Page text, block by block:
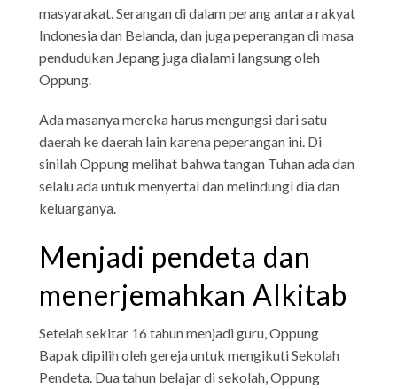
masyarakat. Serangan di dalam perang antara rakyat
Indonesia dan Belanda, dan juga peperangan di masa
pendudukan Jepang juga dialami langsung oleh
Oppung.
Ada masanya mereka harus mengungsi dari satu
daerah ke daerah lain karena peperangan ini. Di
sinilah Oppung melihat bahwa tangan Tuhan ada dan
selalu ada untuk menyertai dan melindungi dia dan
keluarganya.
Menjadi pendeta dan
menerjemahkan Alkitab
Setelah sekitar 16 tahun menjadi guru, Oppung
Bapak dipilih oleh gereja untuk mengikuti Sekolah
Pendeta. Dua tahun belajar di sekolah, Oppung